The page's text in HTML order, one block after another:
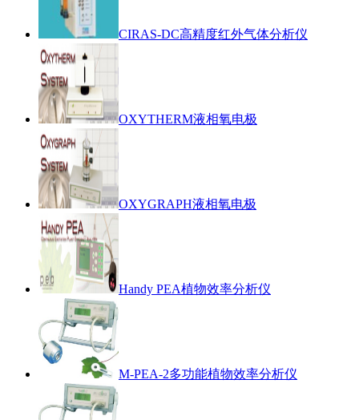
CIRAS-DC高精度红外气体分析仪
OXYTHERM液相氧电极
OXYGRAPH液相氧电极
Handy PEA植物效率分析仪
M-PEA-2多功能植物效率分析仪